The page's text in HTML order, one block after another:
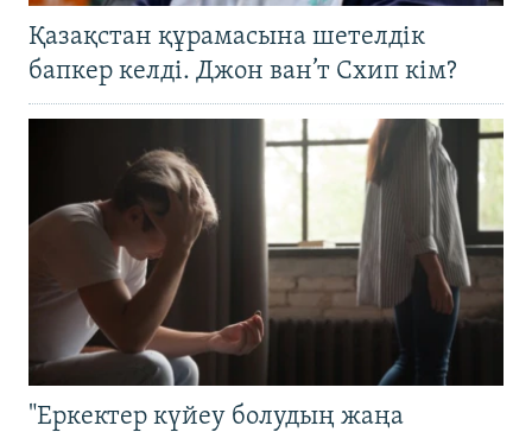
Қазақстан құрамасына шетелдік
бапкер келді. Джон ван’т Схип кім?
"Еркектер күйеу болудың жаңа